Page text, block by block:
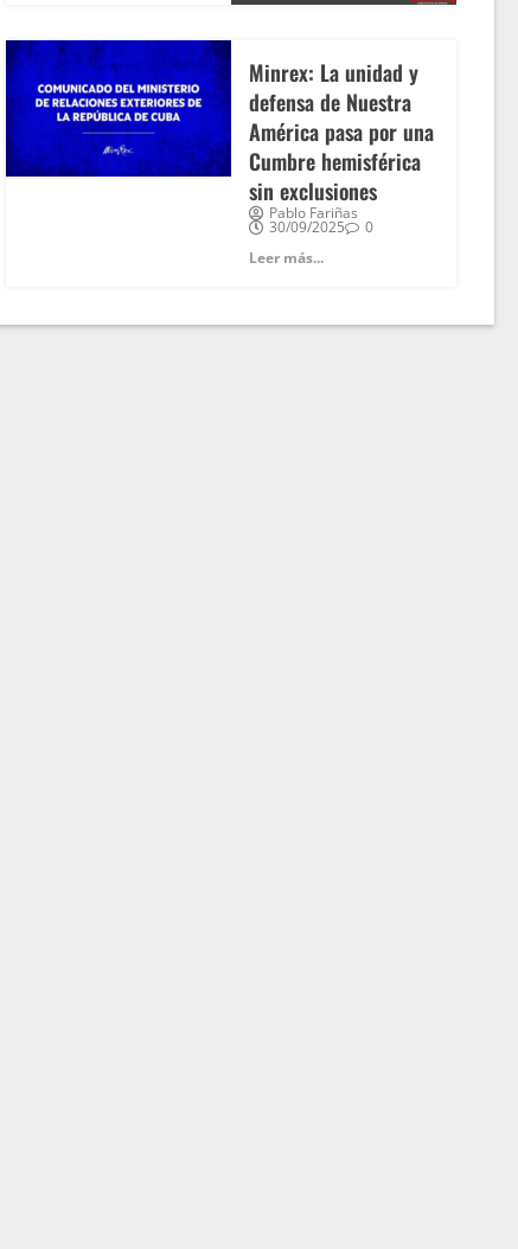
Minrex: La unidad y
defensa de Nuestra
América pasa por una
Cumbre hemisférica
sin exclusiones
Pablo Fariñas
30/09/2025
0
Leer más...